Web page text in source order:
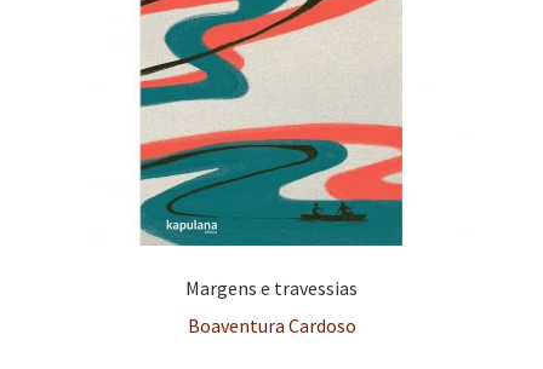
Margens e travessias
Boaventura Cardoso